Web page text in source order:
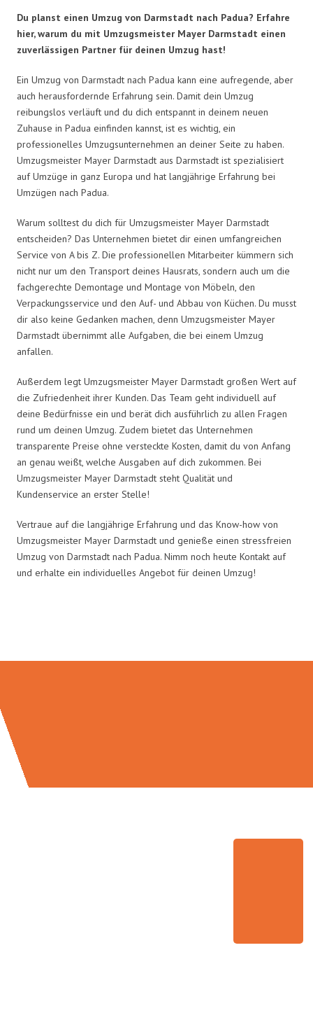
Du planst einen Umzug von Darmstadt nach Padua? Erfahre
hier, warum du mit Umzugsmeister Mayer Darmstadt einen
zuverlässigen Partner für deinen Umzug hast!
Ein Umzug von Darmstadt nach Padua kann eine aufregende, aber
auch herausfordernde Erfahrung sein. Damit dein Umzug
reibungslos verläuft und du dich entspannt in deinem neuen
Zuhause in Padua einfinden kannst, ist es wichtig, ein
professionelles Umzugsunternehmen an deiner Seite zu haben.
Umzugsmeister Mayer Darmstadt aus Darmstadt ist spezialisiert
auf Umzüge in ganz Europa und hat langjährige Erfahrung bei
Umzügen nach Padua.
Warum solltest du dich für Umzugsmeister Mayer Darmstadt
entscheiden? Das Unternehmen bietet dir einen umfangreichen
Service von A bis Z. Die professionellen Mitarbeiter kümmern sich
nicht nur um den Transport deines Hausrats, sondern auch um die
fachgerechte Demontage und Montage von Möbeln, den
Verpackungsservice und den Auf- und Abbau von Küchen. Du musst
dir also keine Gedanken machen, denn Umzugsmeister Mayer
Darmstadt übernimmt alle Aufgaben, die bei einem Umzug
anfallen.
Außerdem legt Umzugsmeister Mayer Darmstadt großen Wert auf
die Zufriedenheit ihrer Kunden. Das Team geht individuell auf
deine Bedürfnisse ein und berät dich ausführlich zu allen Fragen
rund um deinen Umzug. Zudem bietet das Unternehmen
transparente Preise ohne versteckte Kosten, damit du von Anfang
an genau weißt, welche Ausgaben auf dich zukommen. Bei
Umzugsmeister Mayer Darmstadt steht Qualität und
Kundenservice an erster Stelle!
Vertraue auf die langjährige Erfahrung und das Know-how von
Umzugsmeister Mayer Darmstadt und genieße einen stressfreien
Umzug von Darmstadt nach Padua. Nimm noch heute Kontakt auf
und erhalte ein individuelles Angebot für deinen Umzug!